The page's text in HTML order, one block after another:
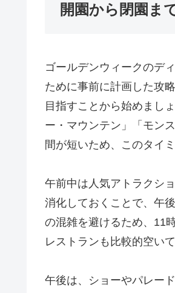
開園から閉園ま
ゴールデンウィークのデ
ために事前に計画した攻
目指すことから始めまし
ー・マウンテン」「モン
間が短いため、このタイ
午前中は人気アトラクシ
消化しておくことで、午
の混雑を避けるため、11
レストランも比較的空い
午後は、ショーやパレー